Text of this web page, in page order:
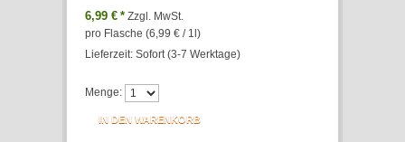
6,99 € * Zzgl. MwSt.
pro Flasche (6,99 € / 1l)
Lieferzeit: Sofort (3-7 Werktage)
Menge:
IN DEN WARENKORB